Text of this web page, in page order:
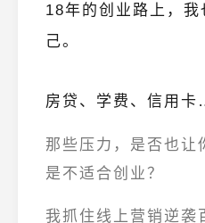
18年的创业路上，我
己。
房贷、学费、信用
那些压力，是否也让
是不适合创业？
我抓住线上营销逆袭